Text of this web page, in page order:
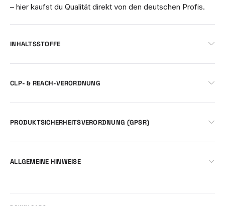
– hier kaufst du Qualität direkt von den deutschen Profis.
INHALTSSTOFFE
CLP- & REACH-VERORDNUNG
PRODUKTSICHERHEITSVERORDNUNG (GPSR)
ALLGEMEINE HINWEISE